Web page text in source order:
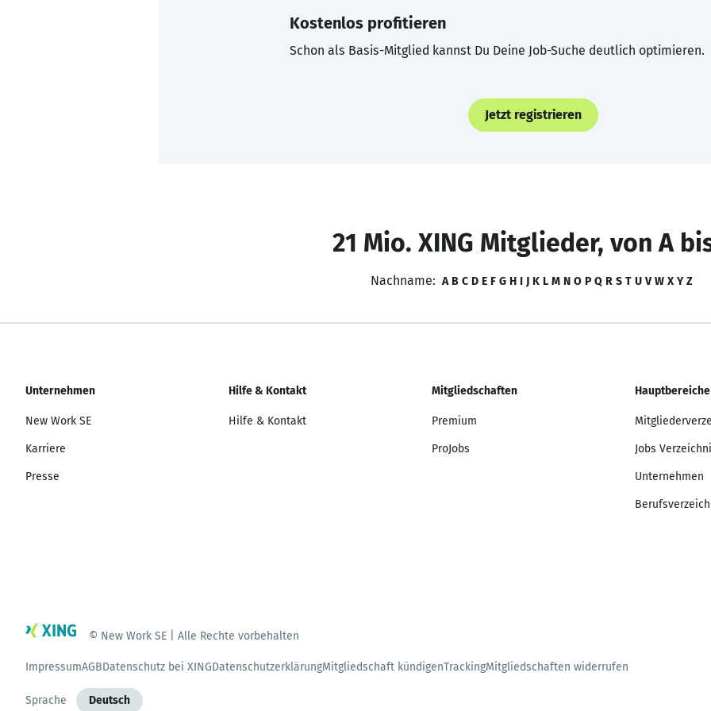
Kostenlos profitieren
Schon als Basis-Mitglied kannst Du Deine Job-Suche deutlich optimieren.
Jetzt registrieren
21 Mio. XING Mitglieder, von A
Nachname: A B C D E F G H I J K L M N O P Q R S T U V W X Y Z
Unternehmen
New Work SE
Karriere
Presse
Hilfe & Kontakt
Hilfe & Kontakt
Mitgliedschaften
Premium
ProJobs
Hauptbereiche
Jobs
Unternehmen
© New Work SE | Alle Rechte vorbehalten
ImpressumAGBDatenschutz bei XINGDatenschutzerklärungMitgliedschaft kündigenTrackingMitgliedschaften widerrufen
Sprache Deutsch